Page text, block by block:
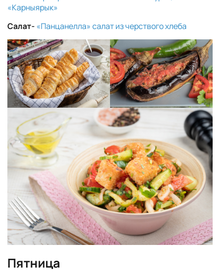
«Карныярык»
Салат- «Панцанелла» салат из черствого хлеба
Пятница